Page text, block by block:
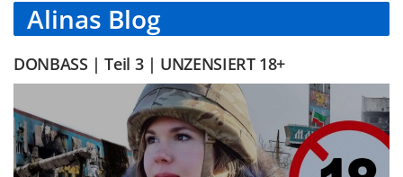
Alinas Blog
DONBASS | Teil 3 | UNZENSIERT 18+